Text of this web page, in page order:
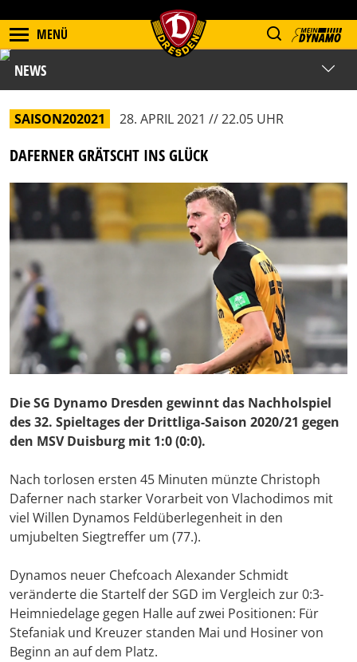
MENÜ
NEWS
SAISON202021 28. APRIL 2021 // 22.05 UHR
DAFERNER GRÄTSCHT INS GLÜCK
Die SG Dynamo Dresden gewinnt das Nachholspiel
des 32. Spieltages der Drittliga-Saison 2020/21 gegen
den MSV Duisburg mit 1:0 (0:0).
Nach torlosen ersten 45 Minuten münzte Christoph
Daferner nach starker Vorarbeit von Vlachodimos mit
viel Willen Dynamos Feldüberlegenheit in den
umjubelten Siegtreffer um (77.).
Dynamos neuer Chefcoach Alexander Schmidt
veränderte die Startelf der SGD im Vergleich zur 0:3-
Heimniedelage gegen Halle auf zwei Positionen: Für
Stefaniak und Kreuzer standen Mai und Hosiner von
Beginn an auf dem Platz.